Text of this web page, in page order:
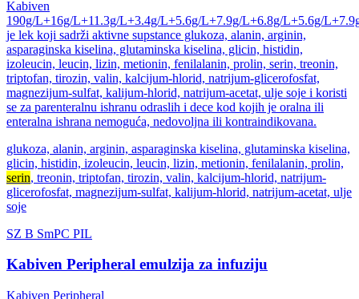
Kabiven
190g/L+16g/L+11.3g/L+3.4g/L+5.6g/L+7.9g/L+6.8g/L+5.6g/
je lek koji sadrži aktivne supstance glukoza, alanin, arginin,
asparaginska kiselina, glutaminska kiselina, glicin, histidin,
izoleucin, leucin, lizin, metionin, fenilalanin, prolin, serin, treonin,
triptofan, tirozin, valin, kalcijum-hlorid, natrijum-glicerofosfat,
magnezijum-sulfat, kalijum-hlorid, natrijum-acetat, ulje soje i koristi
se za parenteralnu ishranu odraslih i dece kod kojih je oralna ili
enteralna ishrana nemoguća, nedovoljna ili kontraindikovana.
glukoza, alanin, arginin, asparaginska kiselina, glutaminska kiselina,
glicin, histidin, izoleucin, leucin, lizin, metionin, fenilalanin, prolin,
serin, treonin, triptofan, tirozin, valin, kalcijum-hlorid, natrijum-
glicerofosfat, magnezijum-sulfat, kalijum-hlorid, natrijum-acetat, ulje
soje
SZ B SmPC PIL
Kabiven Peripheral emulzija za infuziju
Kabiven Peripheral